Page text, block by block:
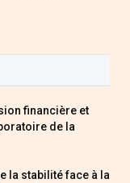
financière et
de la
la stabilité face à la